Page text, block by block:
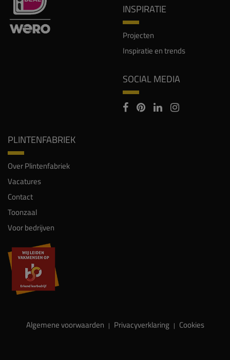
INSPIRATIE
Projecten
Inspiratie en trends
SOCIAL MEDIA
PLINTENFABRIEK
Over Plintenfabriek
Vacatures
Contact
Toonzaal
Voor bedrijven
Algemene voorwaarden | Privacyverklaring | Cookies